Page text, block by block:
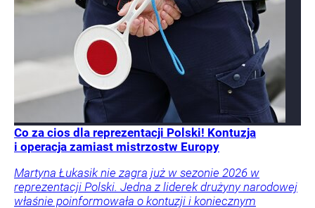
Co za cios dla reprezentacji Polski! Kontuzja
i operacja zamiast mistrzostw Europy
Martyna Łukasik nie zagra już w sezonie 2026 w
reprezentacji Polski. Jedna z liderek drużyny narodowej
właśnie poinformowała o kontuzji i koniecznym